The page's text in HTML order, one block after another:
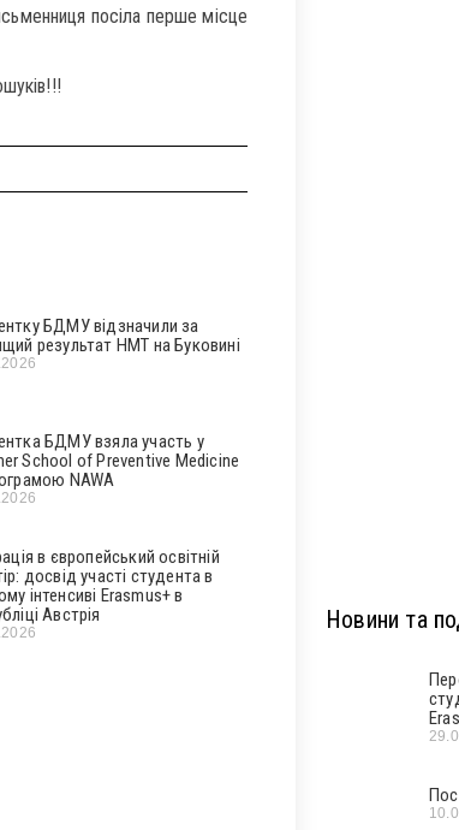
посіла перше місце
БДМУ відзначили за
результат НМТ на Буковині
БДМУ взяла участь у
School of Preventive Medicine
NAWA
в європейський освітній
досвід участі студента в
інтенсиві Erasmus+ в
Австрія
Новини та